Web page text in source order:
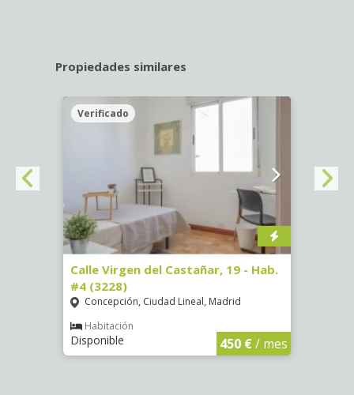
Propiedades similares
Verificado
Calle Virgen del Castañar, 19 - Hab.
#4 (3228)
Concepción, Ciudad Lineal, Madrid
Habitación
Disponible 450 €/ mes